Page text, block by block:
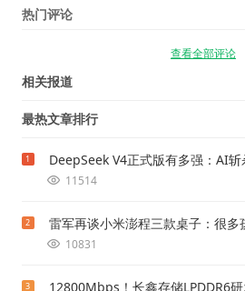
热门评论
查看全部评论
相关报道
最热文章排行
1 DeepSeek V4正式版有多强：AI
11514
2 雷军再谈小米澎程三款桌子：很
10831
3
12800Mbps！长鑫存储LPDDR6